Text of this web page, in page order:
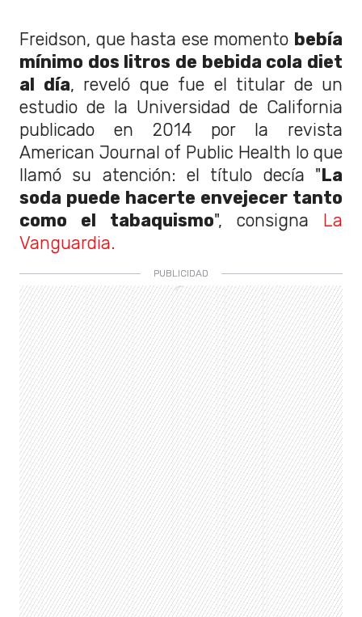
Freidson, que hasta ese momento bebía
mínimo dos litros de bebida cola diet
al día, reveló que fue el titular de un
estudio de la Universidad de California
publicado en 2014 por la revista
American Journal of Public Health lo que
llamó su atención: el título decía "La
soda puede hacerte envejecer tanto
como el tabaquismo", consigna La
Vanguardia.